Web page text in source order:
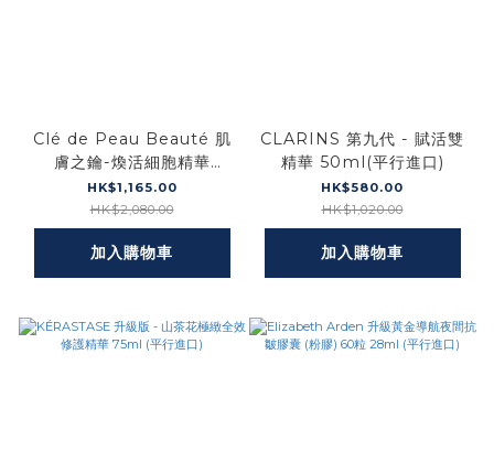
Clé de Peau Beauté 肌
膚之鑰-煥活細胞精華
50ml(平行進口)
HK$1,165.00
HK$2,080.00
加入購物車
CLARINS 第九代 - 賦活雙
精華 50ml(平行進口)
HK$580.00
HK$1,020.00
加入購物車